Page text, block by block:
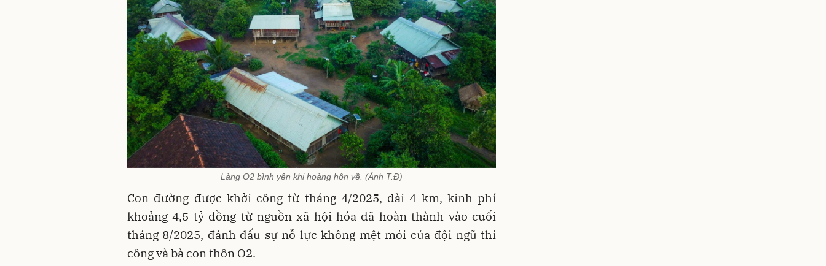
Làng O2 bình yên khi hoàng hôn về. (Ảnh T.Đ)
Con đường được khởi công từ tháng 4/2025, dài 4 km, kinh phí
khoảng 4,5 tỷ đồng từ nguồn xã hội hóa đã hoàn thành vào cuối
tháng 8/2025, đánh dấu sự nỗ lực không mệt mỏi của đội ngũ thi
công và bà con thôn O2.